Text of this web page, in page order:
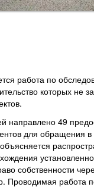
работа по
которых не
направлено 49
для обращения
собственности
Проводимая работа